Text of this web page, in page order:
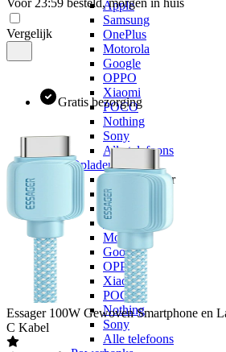
Apple
Samsung
OnePlus
Motorola
Google
OPPO
Xiaomi
POCO
Nothing
Sony
Alle telefoons
Opladers
Opladers voor
Apple
Samsung
OnePlus
Motorola
Google
OPPO
Xiaomi
POCO
Nothing
Sony
Alle telefoons
Voor 23:59 besteld, morgen in huis
Vergelijk
Gratis bezorging
Essager 100W Gewoven Smartphone en
C Kabel